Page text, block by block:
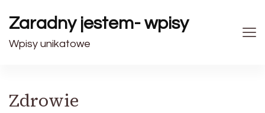
Zaradny jestem- wpisy
Wpisy unikatowe
Zdrowie